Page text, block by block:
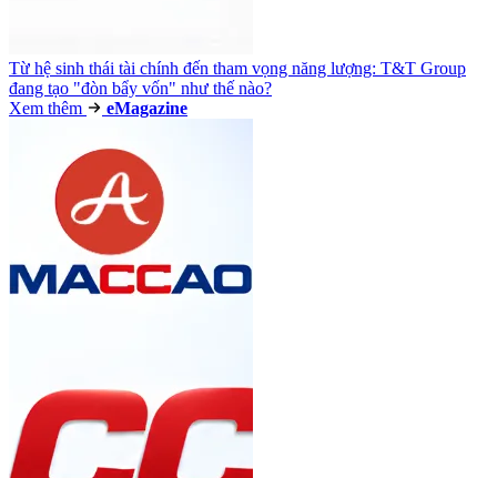
Từ hệ sinh thái tài chính đến tham vọng năng lượng: T&T Group
đang tạo "đòn bẩy vốn" như thế nào?
Xem thêm
eMagazine